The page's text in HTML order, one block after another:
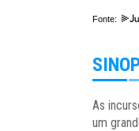
Fonte:
As
um